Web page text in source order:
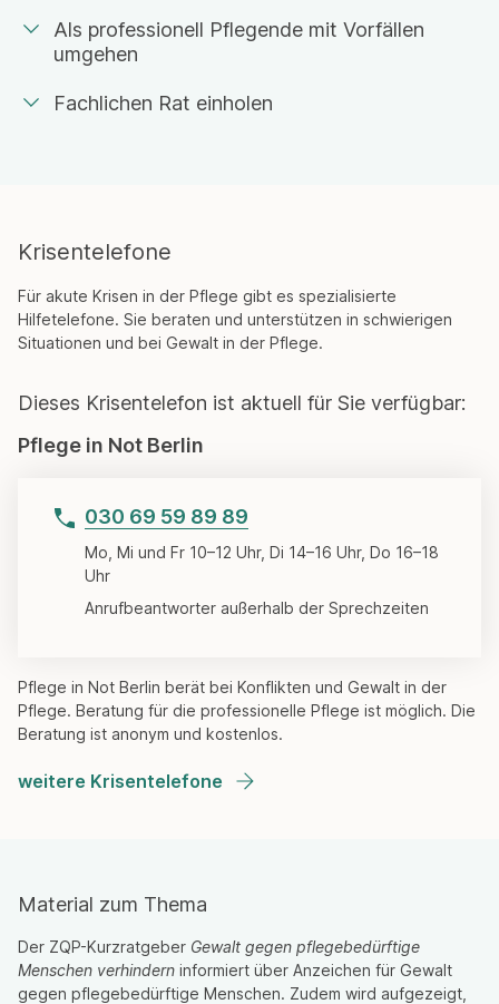
Als professionell Pflegende mit Vorfällen
umgehen
Fachlichen Rat einholen
Krisentelefone
Für akute Krisen in der Pflege gibt es spezialisierte
Hilfetelefone. Sie beraten und unterstützen in schwierigen
Situationen und bei Gewalt in der Pflege.
Dieses Krisentelefon ist aktuell für Sie verfügbar:
Pflege in Not Berlin
030 69 59 89 89
Mo, Mi und Fr 10–12 Uhr, Di 14–16 Uhr, Do 16–18
Uhr
Anrufbeantworter außerhalb der Sprechzeiten
Pflege in Not Berlin berät bei Konflikten und Gewalt in der
Pflege. Beratung für die professionelle Pflege ist möglich. Die
Beratung ist anonym und kostenlos.
weitere Krisentelefone
Material zum Thema
Der ZQP-Kurzratgeber Gewalt gegen pflegebedürftige
Menschen verhindern informiert über Anzeichen für Gewalt
gegen pflegebedürftige Menschen. Zudem wird aufgezeigt,